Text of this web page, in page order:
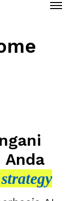
O
Anda